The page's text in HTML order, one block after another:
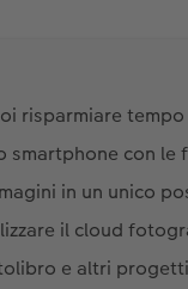
risparmiare
smartphone con le
in un unico
il cloud
e altri